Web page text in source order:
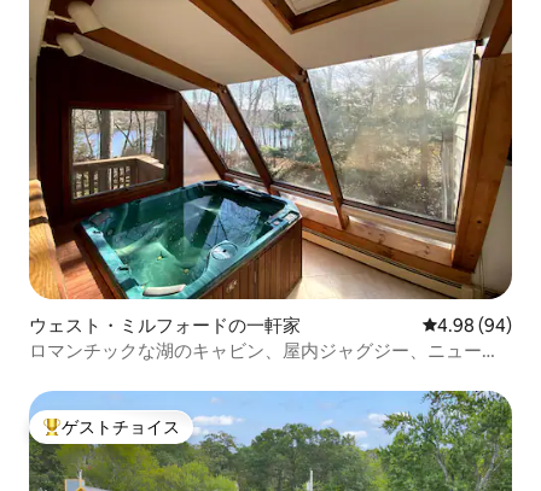
ウェスト・ミルフォードの一軒家 レビュー94件
4.98 (94)
ロマンチックな湖のキャビン、屋内ジャグジー、ニューヨ
大好評のゲストチョイスです。
ゲストチョイス